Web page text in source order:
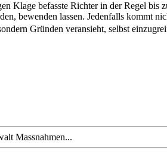
Klage befasste Richter in der Regel bis
bewenden lassen. Jedenfalls kommt
Gründen veransieht, selbst
Massnahmen...